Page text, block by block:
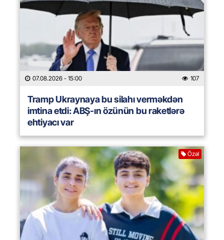
07.08.2026 - 15:00 107
Tramp Ukraynaya bu silahı verməkdən
imtina etdi: ABŞ-ın özünün bu raketlərə
ehtiyacı var
Özəl